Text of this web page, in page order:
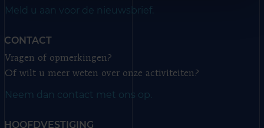
Meld u aan voor de nieuwsbrief.
CONTACT
Vragen of opmerkingen?
Of wilt u meer weten over onze activiteiten?
Neem dan contact met ons op.
HOOFDVESTIGING